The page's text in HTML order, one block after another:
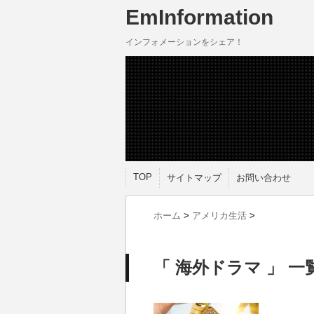
EmInformation
インフォメーションをシェア！
TOP サイトマップ お問い合わせ
ホーム > アメリカ生活 >
「 海外ドラマ 」 一